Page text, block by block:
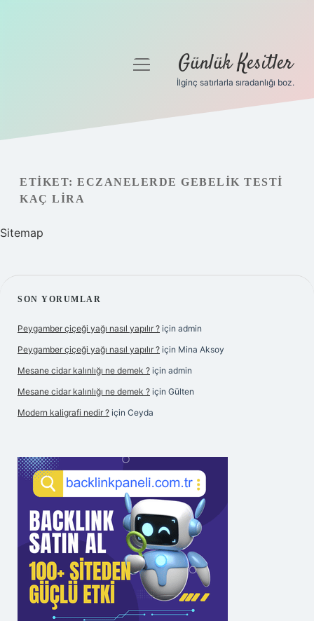
Hakkımızda
menüyü
Günlük Kesitler
İlginç satırlarla sıradanlığı boz.
ETIKET: ECZANELERDE GEBELIK TESTI
KAÇ LIRA
Sitemap
SIDEBAR
SON YORUMLAR
Peygamber çiçeği yağı nasıl yapılır ? için admin
Peygamber çiçeği yağı nasıl yapılır ? için Mina Aksoy
Mesane cidar kalınlığı ne demek ? için admin
Mesane cidar kalınlığı ne demek ? için Gülten
Modern kaligrafi nedir ? için Ceyda